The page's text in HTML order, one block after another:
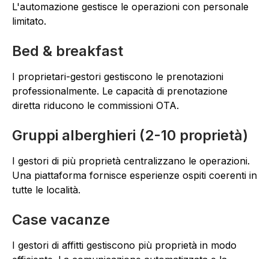
L'automazione gestisce le operazioni con personale
limitato.
Bed & breakfast
I proprietari-gestori gestiscono le prenotazioni
professionalmente. Le capacità di prenotazione
diretta riducono le commissioni OTA.
Gruppi alberghieri (2-10 proprietà)
I gestori di più proprietà centralizzano le operazioni.
Una piattaforma fornisce esperienze ospiti coerenti in
tutte le località.
Case vacanze
I gestori di affitti gestiscono più proprietà in modo